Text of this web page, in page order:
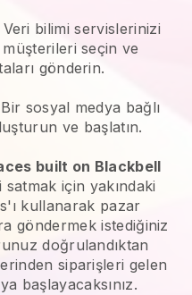
Veri bilimi servislerinizi
seçin ve
gönderin.
sosyal medya bağlı
ve başlatın.
built on Blackbell
için yakındaki
kullanarak pazar
göndermek istediğiniz
doğrulandıktan
siparişleri gelen
başlayacaksınız.